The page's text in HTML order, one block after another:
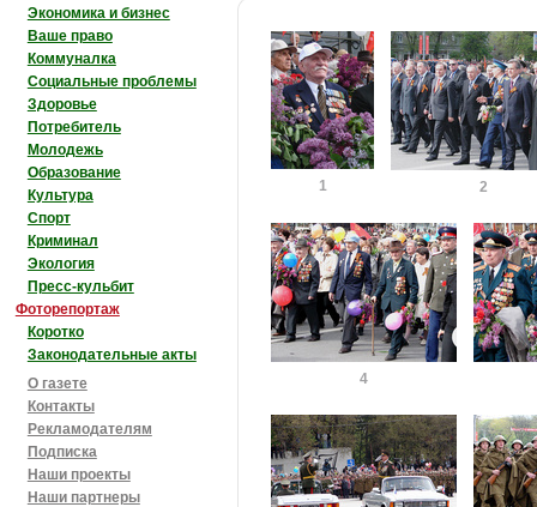
1 2
4
Экономика и бизнес
Ваше право
Коммуналка
Социальные проблемы
Здоровье
Потребитель
Молодежь
Образование
Культура
Спорт
Криминал
Экология
Пресс-кульбит
Фоторепортаж
Коротко
Законодательные акты
О газете
Контакты
Рекламодателям
Подписка
Наши проекты
Наши партнеры